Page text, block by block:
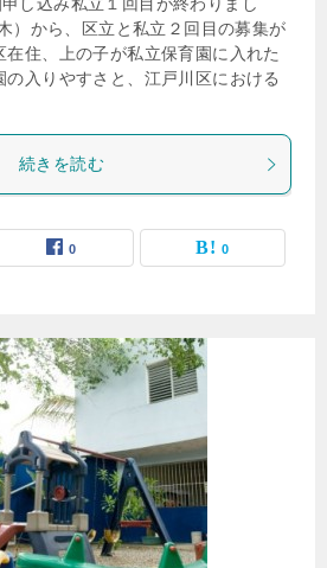
）から、区立と私立２回目の募集が
住、上の子が私立保育園に入れた
入りやすさと、江戸川区における
続きを読む
0 0